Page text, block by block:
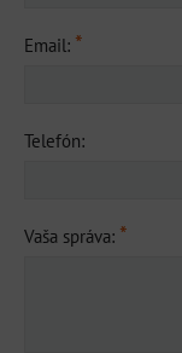
Email: *
Telefón:
Vaša správa: *